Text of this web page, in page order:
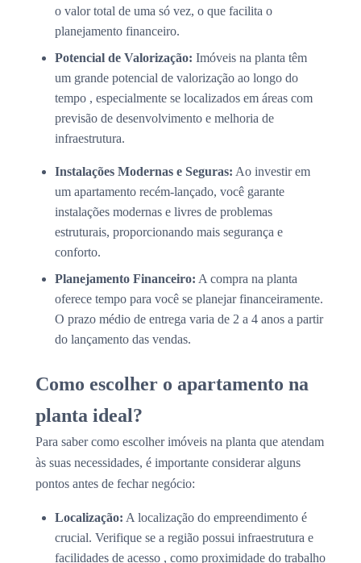
o valor total de uma só vez, o que facilita o
planejamento financeiro.
Potencial de Valorização: Imóveis na planta têm
um grande potencial de valorização ao longo do
tempo , especialmente se localizados em áreas com
previsão de desenvolvimento e melhoria de
infraestrutura.
Instalações Modernas e Seguras: Ao investir em
um apartamento recém-lançado, você garante
instalações modernas e livres de problemas
estruturais, proporcionando mais segurança e
conforto.
Planejamento Financeiro: A compra na planta
oferece tempo para você se planejar financeiramente.
O prazo médio de entrega varia de 2 a 4 anos a partir
do lançamento das vendas.
Como escolher o apartamento na
planta ideal?
Para saber como escolher imóveis na planta que atendam
às suas necessidades, é importante considerar alguns
pontos antes de fechar negócio:
Localização: A localização do empreendimento é
crucial. Verifique se a região possui infraestrutura e
facilidades de acesso , como proximidade do trabalho